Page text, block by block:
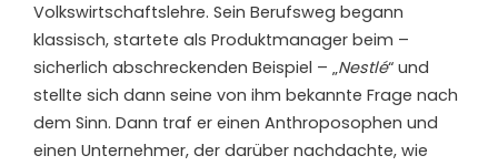
Volkswirtschaftslehre. Sein Berufsweg begann
klassisch, startete als Produktmanager beim –
sicherlich abschreckenden Beispiel – „Nestlé“ und
stellte sich dann seine von ihm bekannte Frage nach
dem Sinn. Dann traf er einen Anthroposophen und
einen Unternehmer, der darüber nachdachte, wie